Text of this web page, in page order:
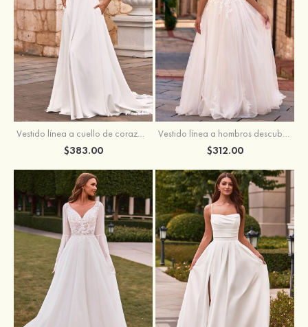
Vestido línea a cuello de corazón satén cola de capilla vestido de novia
$383.00
Vestido línea a hombros descubiertos tul cola de corte vestido de novia
$312.00